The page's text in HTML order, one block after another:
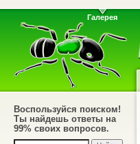
Галерея
Воспользуйся поиском!
Ты найдешь ответы на
99% своих вопросов.